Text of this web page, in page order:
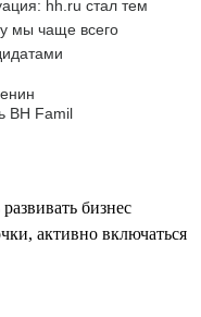
hh.ru стал тем
мы чаще всего
BH Famil
бизнес
активно включаться